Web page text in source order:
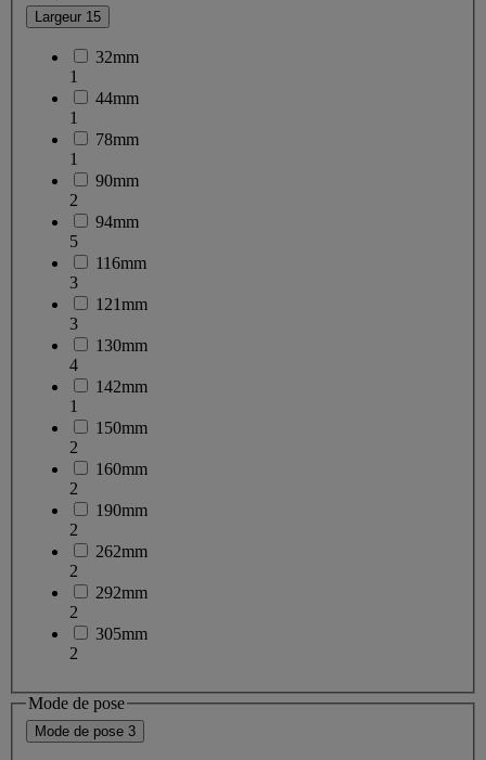
Largeur 15
32mm
1
44mm
1
78mm
1
90mm
2
94mm
5
116mm
3
121mm
3
130mm
4
142mm
1
150mm
2
160mm
2
190mm
2
262mm
2
292mm
2
305mm
2
Mode de pose
Mode de pose 3